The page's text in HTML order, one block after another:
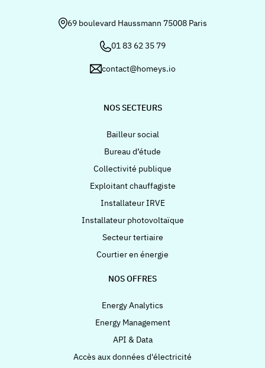
69 boulevard Haussmann 75008 Paris
01 83 62 35 79
contact@homeys.io
NOS SECTEURS
Bailleur social
Bureau d’étude
Collectivité publique
Exploitant chauffagiste
Installateur IRVE
Installateur photovoltaïque
Secteur tertiaire
Courtier en énergie
NOS OFFRES
Energy Analytics
Energy Management
API & Data
Accès aux données d'électricité